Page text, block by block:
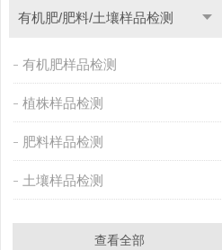
有机肥/肥料/土壤样品检测
有机肥样品检测
植株样品检测
肥料样品检测
土壤样品检测
查看全部